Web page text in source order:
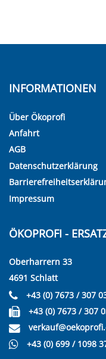
INFORMATIONEN
Über Ökoprofi
Anfahrt
AGB
Datenschutzerklärung
Impressum
ÖKOPROFI -
Oberharrern 33
4691 Schlatt
+43 (0) 7673 / 307
+43 (0) 7673 / 307
+43 (0) 699 / 1098